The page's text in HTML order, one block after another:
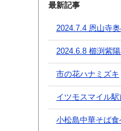
最新記事
2024.7.4 恩山寺
2024.6.8 櫛渕紫
市の花ハナミズキ
イツモスマイル
小松島中華そば食